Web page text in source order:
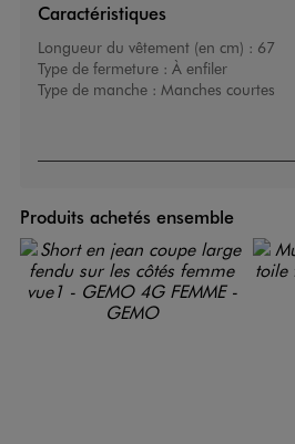
Caractéristiques
Longueur du vêtement (en cm) : 67
Type de fermeture : À enfiler
Type de manche : Manches courtes
Produits achetés ensemble